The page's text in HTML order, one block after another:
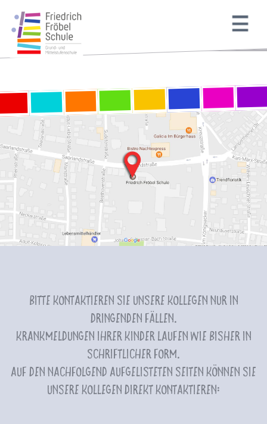
Bitte kontaktieren Sie unsere Kollegen nur in
dringenden Fällen.
Krankmeldungen Ihrer Kinder laufen wie bisher in
schriftlicher Form.
Auf den nachfolgend aufgelisteten Seiten können Sie
unsere Kollegen direkt kontaktieren: